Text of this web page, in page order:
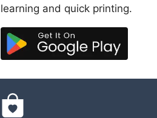
learning and quick printing.